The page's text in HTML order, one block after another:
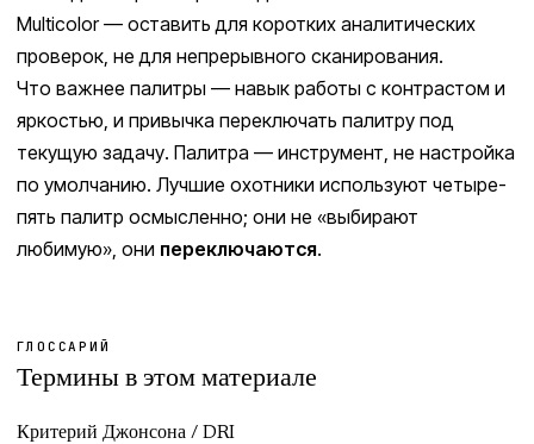
Multicolor — оставить для коротких аналитических
проверок, не для непрерывного сканирования.
Что важнее палитры — навык работы с контрастом и
яркостью, и привычка переключать палитру под
текущую задачу. Палитра — инструмент, не настройка
по умолчанию. Лучшие охотники используют четыре-
пять палитр осмысленно; они не «выбирают
любимую», они переключаются.
ГЛОССАРИЙ
Термины в этом материале
Критерий Джонсона / DRI